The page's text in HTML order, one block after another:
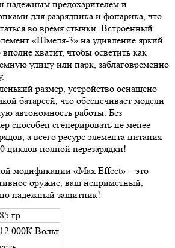
надежным предохарителем и
для разрядника и фонарика, что
во время стычки. Встроенный
«Шмеля-3» на удивление яркий
хватит, чтобы осветить как
улицу или парк, заблаговременно
размер, устройство оснащено
батареей, что обеспечивает модели
автономность работы. Без
способен сгенерировать не менее
а всего ресурс элемента питания
циклов полной перезарядки!
модификации «Max Effect» – это
оружие, ваш неприметный,
надежный защитник!
85 гр
12 000К Вольт